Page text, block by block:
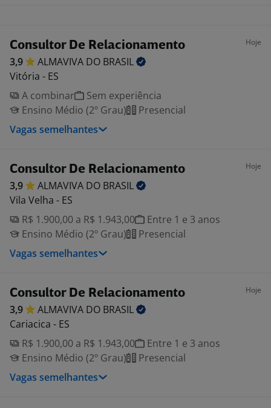
Consultor De Relacionamento Hoje
3,9 ALMAVIVA DO BRASIL
Vitória - ES
A combinar
Sem experiência
Ensino Médio (2º Grau)
Presencial
Vagas semelhantes
Consultor De Relacionamento Hoje
3,9 ALMAVIVA DO BRASIL
Vila Velha - ES
R$ 1.900,00 a R$ 1.943,00
Entre 1 e 3 anos
Ensino Médio (2º Grau)
Presencial
Vagas semelhantes
Consultor De Relacionamento Hoje
3,9 ALMAVIVA DO BRASIL
Cariacica - ES
R$ 1.900,00 a R$ 1.943,00
Entre 1 e 3 anos
Ensino Médio (2º Grau)
Presencial
Vagas semelhantes